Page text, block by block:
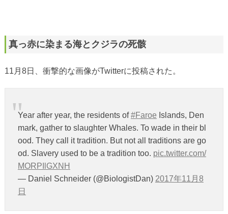
真っ赤に染まる海とクジラの死骸
11月8日、衝撃的な画像がTwitterに投稿された。
Year after year, the residents of#Faroe Islands, Den
mark, gather to slaughter Whales. To wade in their bl
ood. They call it tradition. But not all traditions are go
od. Slavery used to be a tradition too. pic.twitter.com/
MORPIlGXNH
— Daniel Schneider (@BiologistDan) 2017年11月8
日